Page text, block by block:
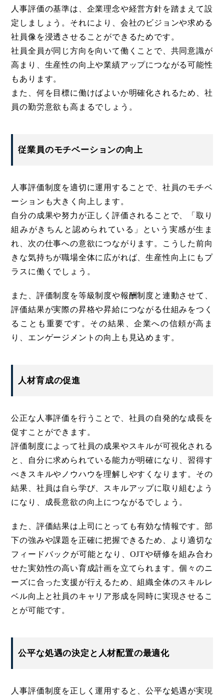
人事評価の基準は、企業理念や経営方針を踏まえて設
定しましょう。それにより、会社のビジョンや求める
社員像を浸透させることができるためです。
社員全員が同じ方向を向いて働くことで、共同意識が
高まり、生産性の向上や業績アップにつながる可能性
もあります。
また、何を目標に働けばよいか明確化されるため、社
員の勤労意欲も高まるでしょう。
従業員のモチベーションの向上
人事評価制度を適切に運用することで、社員のモチベ
ーションも大きく向上します。
自分の成果や努力が正しく評価されることで、「取り
組みがきちんと認められている」という実感が生ま
れ、次の仕事への意欲につながります。こうした前向
きな気持ちが職場全体に広がれば、生産性向上にもプ
ラスに働くでしょう。
また、評価制度を等級制度や報酬制度と連動させて、
評価結果が実際の昇格や昇給につながる仕組みをつく
ることも重要です。その結果、企業への信頼が高ま
り、エンゲージメントの向上も見込めます。
人材育成の促進
公正な人事評価を行うことで、社員の自発的な成長を
促すことができます。
評価制度によって社員の成果やスキルが可視化される
と、自分に求められている能力が明確になり、習得す
べきスキルやノウハウを理解しやすくなります。その
結果、社員は自ら学び、スキルアップに取り組むよう
になり、成長意欲の向上につながるでしょう。
また、評価結果は上司にとっても有効な情報です。部
下の強みや課題を正確に把握できるため、より適切な
フィードバックが可能となり、OJTや研修を組み合わ
せた実効性の高い育成計画を立てられます。個々のニ
ーズに合った支援が行えるため、組織全体のスキルレ
ベル向上と社員のキャリア形成を同時に実現させるこ
とが可能です。
公平な処遇の決定と人材配置の最適化
人事評価制度を正しく運用すると、公平な処遇が実現